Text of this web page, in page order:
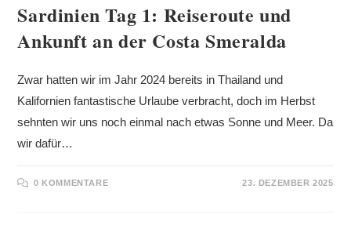
Sardinien Tag 1: Reiseroute und
Ankunft an der Costa Smeralda
Zwar hatten wir im Jahr 2024 bereits in Thailand und
Kalifornien fantastische Urlaube verbracht, doch im Herbst
sehnten wir uns noch einmal nach etwas Sonne und Meer. Da
wir dafür…
0 KOMMENTARE 23. DEZEMBER 2025